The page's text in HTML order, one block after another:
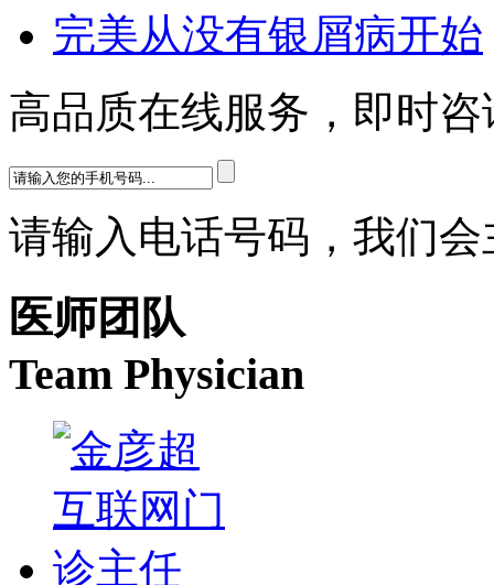
完美从没有银屑病开始
高品质在线服务，即时咨
请输入电话号码，我们
医师团队
Team Physician